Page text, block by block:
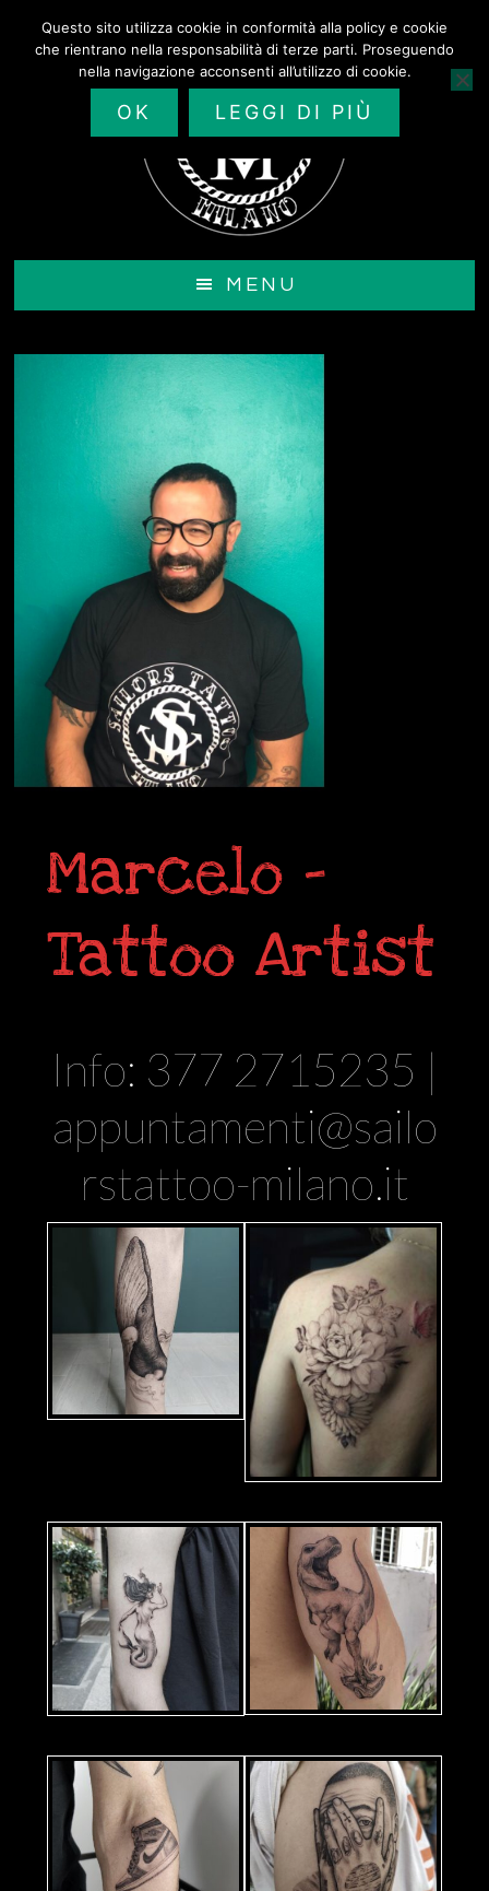
contenuto
MENU
Marcelo –
Tattoo Artist
Info: 377 2715235 |
appuntamenti@sailo
rstattoo-milano.it
Questo sito utilizza cookie in conformità alla policy e cookie
che rientrano nella responsabilità di terze parti. Proseguendo
nella navigazione acconsenti all’utilizzo di cookie.
OK LEGGI DI PIÙ